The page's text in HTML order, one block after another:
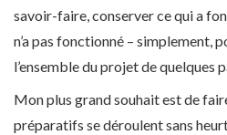
savoir-faire, conserver ce qui a
n’a pas fonctionné – simplement,
l’ensemble du projet de quelques
Mon plus grand souhait est de
préparatifs se déroulent sans